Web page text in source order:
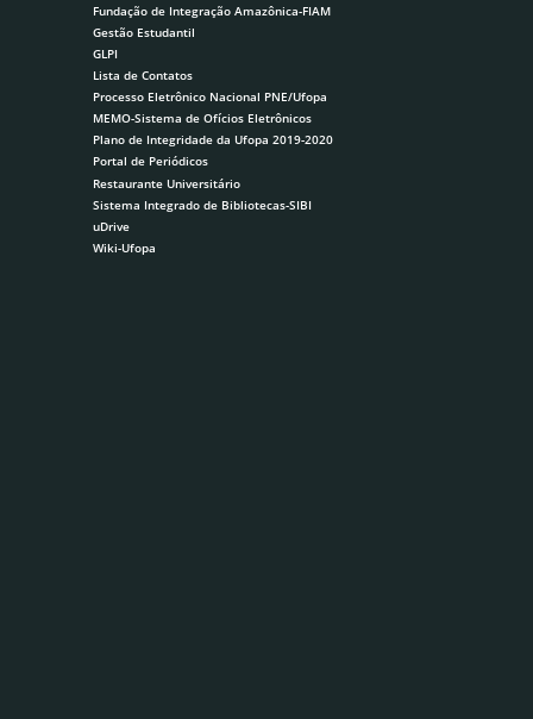
Fundação de Integração Amazônica-FIAM
Gestão Estudantil
GLPI
Lista de Contatos
Processo Eletrônico Nacional PNE/Ufopa
MEMO-Sistema de Ofícios Eletrônicos
Plano de Integridade da Ufopa 2019-2020
Portal de Periódicos
Restaurante Universitário
Sistema Integrado de Bibliotecas-SIBI
uDrive
Wiki-Ufopa